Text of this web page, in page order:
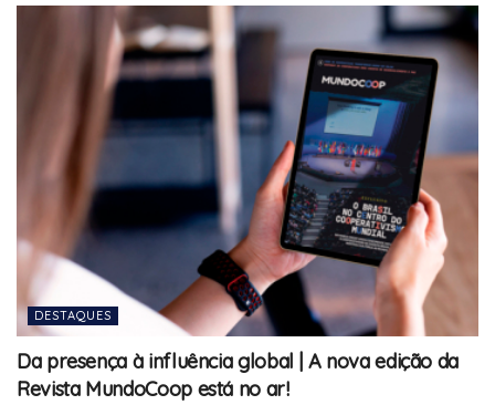
DESTAQUES
Da presença à influência global | A nova edição da
Revista MundoCoop está no ar!